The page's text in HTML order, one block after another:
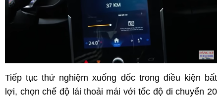
Tiếp tục thử nghiệm xuống dốc trong điều kiện bất
lợi, chọn chế độ lái thoải mái với tốc độ di chuyển 20